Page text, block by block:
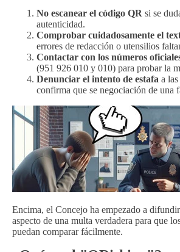
No escanear el código QR si se
autenticidad.
Comprobar cuidadosamente el
errores de redacción o utensilios
Contactar con los números
(951 926 010 y 010) para probar la
Denunciar el intento de estafa a
confirma que se negociación de una
Encima, el Concejo ha empezado a
aspecto de una multa verdadera para que
puedan comparar fácilmente.